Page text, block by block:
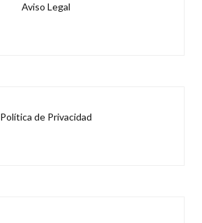
Aviso Legal
Política de Privacidad